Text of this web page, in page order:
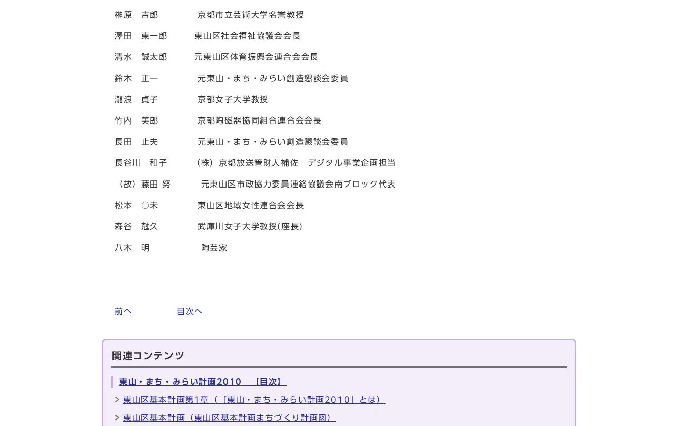
榊原 吉郎 京都市立芸術大学名誉教授
澤田 東一郎 東山区社会福祉協議会会長
清水 誠太郎 元東山区体育振興会連合会会長
鈴木 正一 元東山・まち・みらい創造懇談会委員
瀧浪 貞子 京都女子大学教授
竹内 美郎 京都陶磁器協同組合連合会会長
長田 止夫 元東山・まち・みらい創造懇談会委員
長谷川 和子 （株）京都放送管財人補佐 デジタル事業企画担当
（故）藤田 努 元東山区市政協力委員連絡協議会南ブロック代表
松本 ○未 東山区地域女性連合会会長
森谷 尅久 武庫川女子大学教授(座長)
八木 明 陶芸家
前へ 目次へ
関連コンテンツ
東山・まち・みらい計画2010 【目次】
東山区基本計画第1章（「東山・まち・みらい計画2010」とは）
東山区基本計画（東山区基本計画まちづくり計画図）